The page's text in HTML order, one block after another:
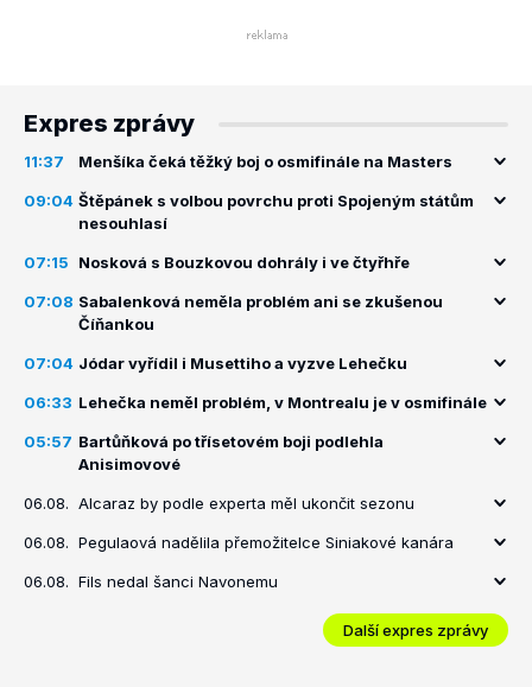
Expres zprávy
11:37 Menšíka čeká těžký boj o osmifinále na Masters
09:04 Štěpánek s volbou povrchu proti Spojeným státům
nesouhlasí
07:15 Nosková s Bouzkovou dohrály i ve čtyřhře
07:08 Sabalenková neměla problém ani se zkušenou
Číňankou
07:04 Jódar vyřídil i Musettiho a vyzve Lehečku
06:33 Lehečka neměl problém, v Montrealu je v osmifinále
05:57 Bartůňková po třísetovém boji podlehla
Anisimovové
06.08. Alcaraz by podle experta měl ukončit sezonu
06.08. Pegulaová nadělila přemožitelce Siniakové kanára
06.08. Fils nedal šanci Navonemu
Další expres zprávy